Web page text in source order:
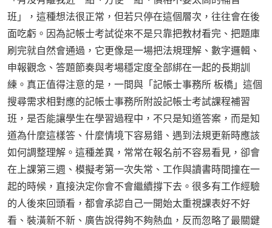
班」，這種想法很正常，但若只停在這個層次，往往會在後
面吃虧。因為記帳士考試從來不是只靠把教材看完、把題庫
刷完就自然會通過，它更像是一場把法規理解、數字邏輯、
申報觀念、答題節奏與考場穩定度全部綁在一起的長期訓
練。真正值得注意的是，一間與「記帳士事務所 板橋」這個
搜尋需求相對應的記帳士事務所附設記帳士考試課程補習
班，是否能讓學生在學習過程中，不只是知道答案，而是知
道為什麼這樣答、什麼情境下容易錯、遇到法規更新時應該
如何調整理解。這種差異，常常在報名前不容易看見，卻會
在上課第三週、模擬考第一次失常、工作與讀書時間撞在一
起的時候，直接決定你會不會繼續撐下去。很多有工作經驗
的人後來回頭看，都會承認自己一開始太重視課表好不好
看、裝潢新不新、廣告說得夠不夠熱血，反而忽略了最關鍵